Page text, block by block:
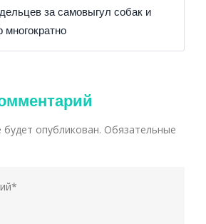
за самовыгул собак и
опубликован. Обязательные